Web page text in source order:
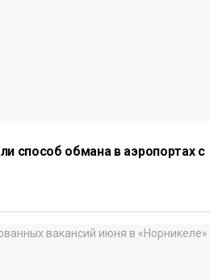
способ обмана в аэропортах с